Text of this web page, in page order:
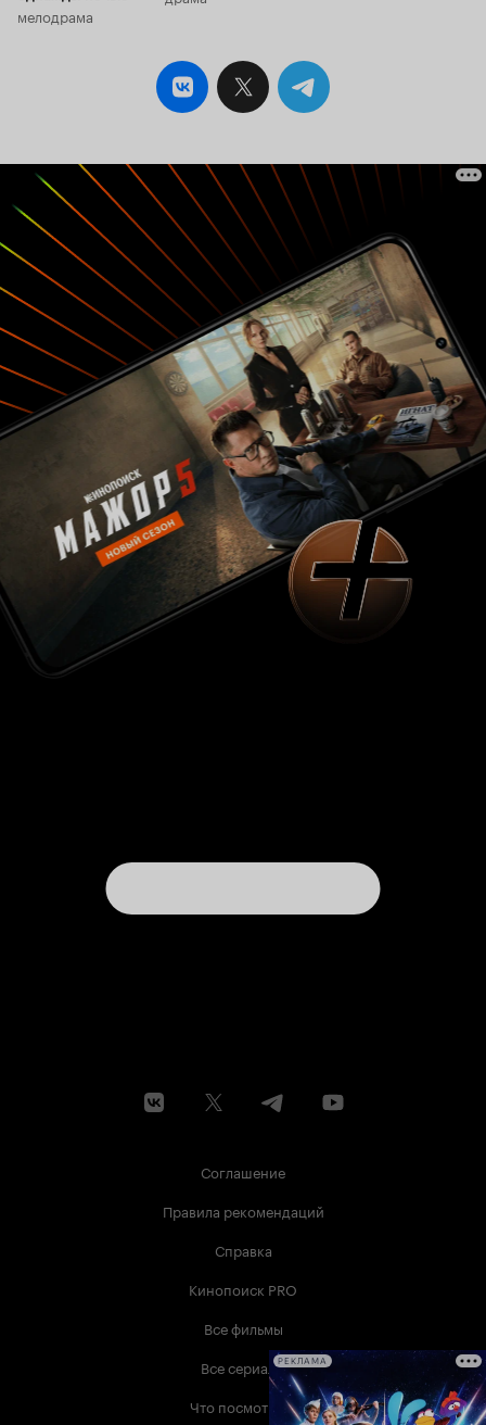
мелодрама
Соглашение
Правила рекомендаций
Справка
Кинопоиск PRO
Все фильмы
Все сериалы
Что посмотреть
РЕКЛАМА